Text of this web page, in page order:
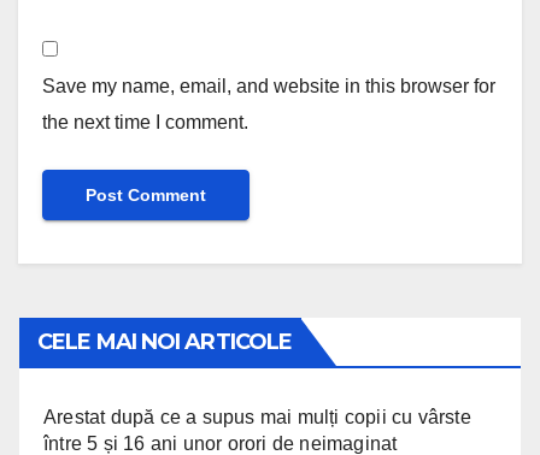
Save my name, email, and website in this browser for
the next time I comment.
CELE MAI NOI ARTICOLE
Arestat după ce a supus mai mulți copii cu vârste
între 5 și 16 ani unor orori de neimaginat